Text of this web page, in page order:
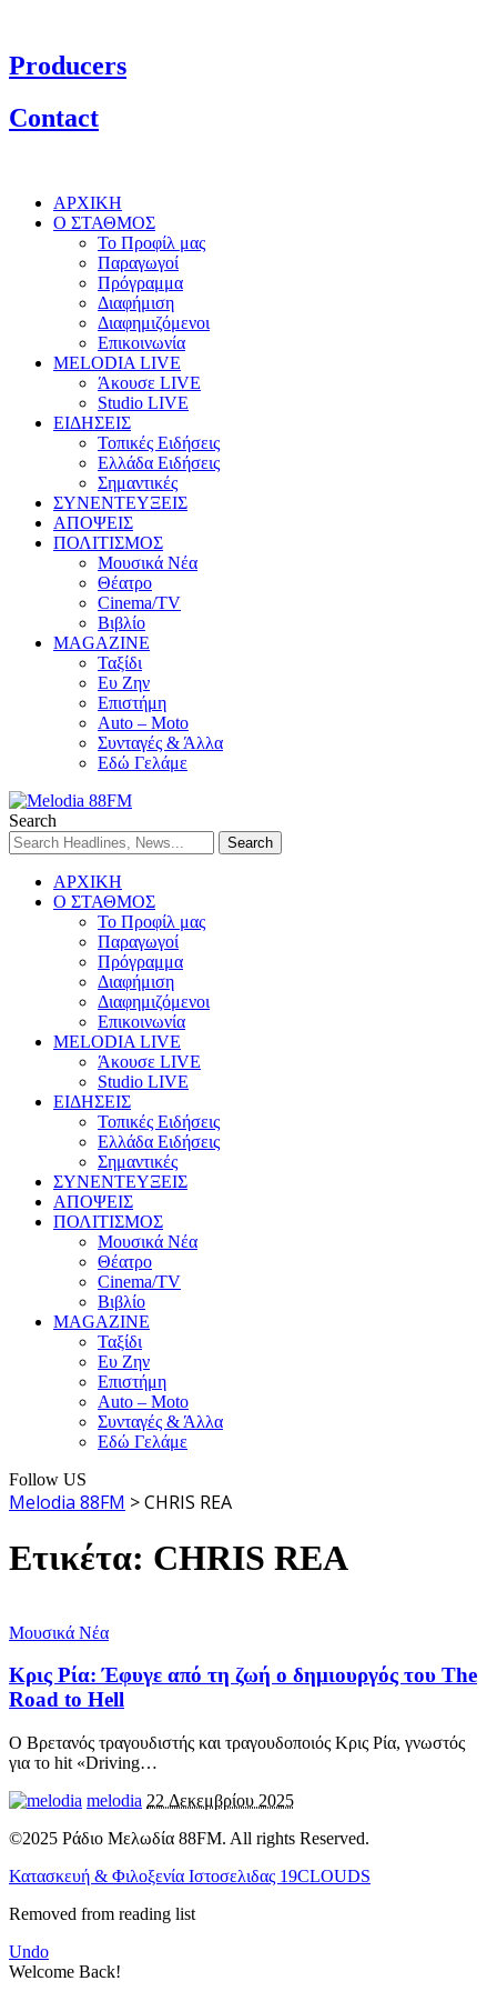
Producers
Contact
ΑΡΧΙΚΗ
Ο ΣΤΑΘΜΟΣ
Το Προφίλ μας
Παραγωγοί
Πρόγραμμα
Διαφήμιση
Διαφημιζόμενοι
Επικοινωνία
MELODIA LIVE
Άκουσε LIVE
Studio LIVE
ΕΙΔΗΣΕΙΣ
Τοπικές Ειδήσεις
Ελλάδα Ειδήσεις
Σημαντικές
ΣΥΝΕΝΤΕΥΞΕΙΣ
ΑΠΟΨΕΙΣ
ΠΟΛΙΤΙΣΜΟΣ
Μουσικά Νέα
Θέατρο
Cinema/TV
Βιβλίο
MAGAZINE
Ταξίδι
Ευ Ζην
Επιστήμη
Auto – Moto
Συνταγές & Άλλα
Εδώ Γελάμε
Search
ΑΡΧΙΚΗ
Ο ΣΤΑΘΜΟΣ
Το Προφίλ μας
Παραγωγοί
Πρόγραμμα
Διαφήμιση
Διαφημιζόμενοι
Επικοινωνία
MELODIA LIVE
Άκουσε LIVE
Studio LIVE
ΕΙΔΗΣΕΙΣ
Τοπικές Ειδήσεις
Ελλάδα Ειδήσεις
Σημαντικές
ΣΥΝΕΝΤΕΥΞΕΙΣ
ΑΠΟΨΕΙΣ
ΠΟΛΙΤΙΣΜΟΣ
Μουσικά Νέα
Θέατρο
Cinema/TV
Βιβλίο
MAGAZINE
Ταξίδι
Ευ Ζην
Επιστήμη
Auto – Moto
Συνταγές & Άλλα
Εδώ Γελάμε
Follow US
Melodia 88FM >CHRIS REA
Ετικέτα: CHRIS REA
Μουσικά Νέα
Κρις Ρία: Έφυγε από τη ζωή ο δημιουργός του The
Road to Hell
Ο Βρετανός τραγουδιστής και τραγουδοποιός Κρις Ρία, γνωστός
για το hit «Driving…
melodia 22 Δεκεμβρίου 2025
©2025 Ράδιο Μελωδία 88FM. All rights Reserved.
Κατασκευή & Φιλοξενία Ιστοσελιδας 19CLOUDS
Removed from reading list
Undo
Welcome Back!